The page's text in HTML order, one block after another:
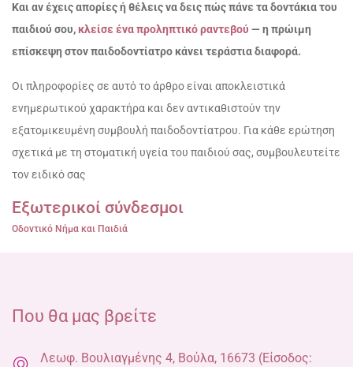
Και αν έχεις απορίες ή θέλεις να δεις πώς πάνε τα δοντάκια του
παιδιού σου, κλείσε ένα προληπτικό ραντεβού — η πρώιμη
επίσκεψη στον παιδοδοντίατρο κάνει τεράστια διαφορά.
Οι πληροφορίες σε αυτό το άρθρο είναι αποκλειστικά
ενημερωτικού χαρακτήρα και δεν αντικαθιστούν την
εξατομικευμένη συμβουλή παιδοδοντίατρου. Για κάθε ερώτηση
σχετικά με τη στοματική υγεία του παιδιού σας, συμβουλευτείτε
τον ειδικό σας
Εξωτερικοί σύνδεσμοι
Οδοντικό Νήμα και Παιδιά
Που θα μας βρείτε
Λεωφ. Βουλιαγμένης 4, Βούλα, 16673 (Είσοδος: